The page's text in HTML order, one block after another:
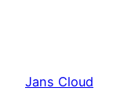
Jans Cloud